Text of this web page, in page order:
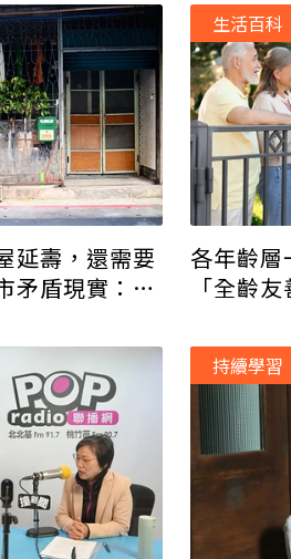
延壽，還需要
矛盾現實：蓋
各年齡
「全齡
生活百科
持續學習